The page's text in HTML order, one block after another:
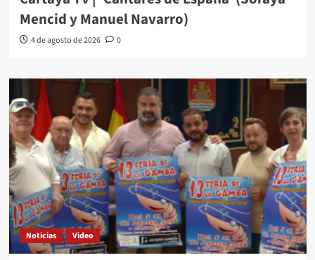
Mencid y Manuel Navarro)
4 de agosto de 2026 0
Noticias Video